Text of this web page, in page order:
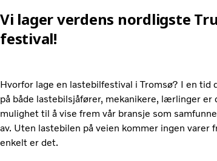
Vi lager verdens nordligste
festival!
Hvorfor lage en lastebilfestival i Tromsø? I en tid
på både lastebilsjåfører, mekanikere, lærlinger er
mulighet til å vise frem vår bransje som
av. Uten lastebilen på veien kommer ingen varer
enkelt er det.